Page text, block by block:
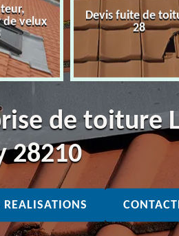
velux
Devis fuite de
28
de toiture
28210